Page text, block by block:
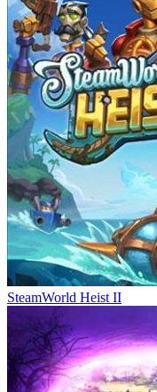
SteamWorld Heist II